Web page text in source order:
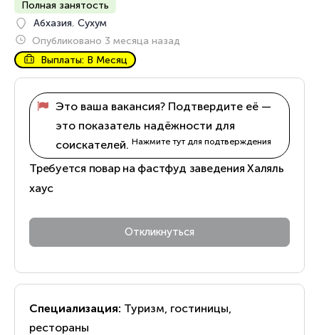
Полная занятость
Абхазия, Сухум
Опубликовано 3 месяца назад
Выплаты: В Месяц
Это ваша вакансия? Подтвердите её —
это показатель надёжности для
соискателей. Нажмите тут для подтверждения
Требуется повар на фастфуд заведения Халяль
хаус
Специализация: Туризм, гостиницы,
рестораны